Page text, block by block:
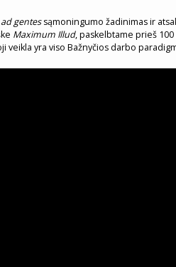
gentessąmoningumo žadinimas ir
Maximum Illud, paskelbtame prieš
veikla yra viso Bažnyčios darbo